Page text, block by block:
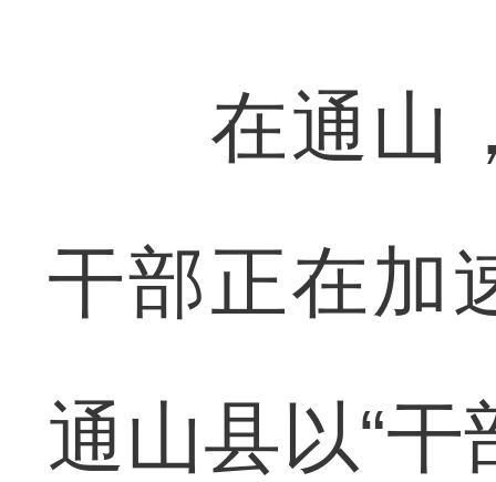
在通山，
干部正在加
通山县以“